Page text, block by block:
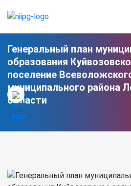
Генеральный план
образования
поселение
муниципального района
области